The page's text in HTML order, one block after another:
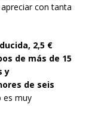
con tanta
2,5 €
de más de 15
y
de seis
es muy